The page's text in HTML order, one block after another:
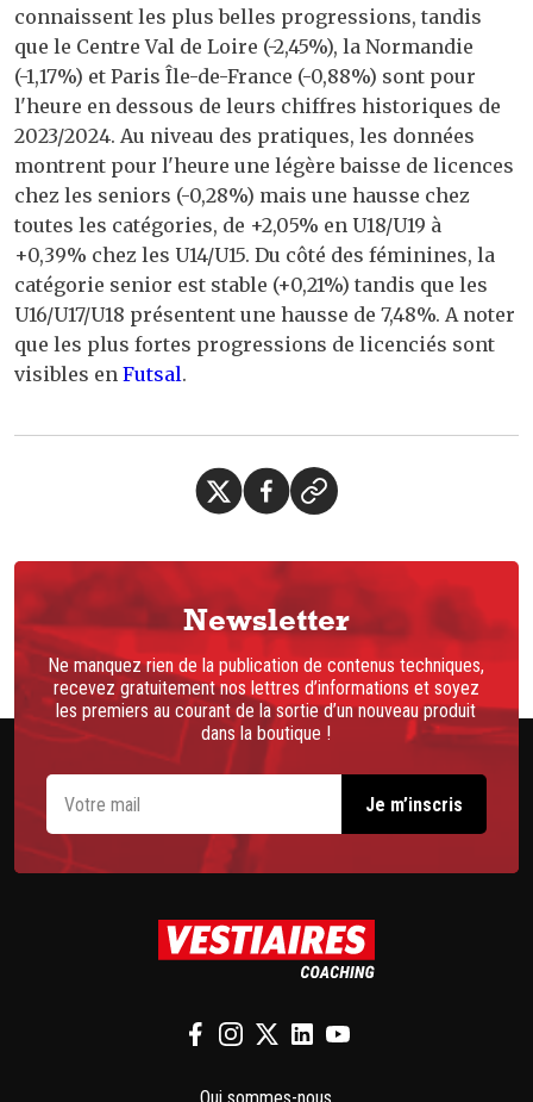
connaissent les plus belles progressions, tandis
que le Centre Val de Loire (-2,45%), la Normandie
(-1,17%) et Paris Île-de-France (-0,88%) sont pour
l'heure en dessous de leurs chiffres historiques de
2023/2024. Au niveau des pratiques, les données
montrent pour l'heure une légère baisse de licences
chez les seniors (-0,28%) mais une hausse chez
toutes les catégories, de +2,05% en U18/U19 à
+0,39% chez les U14/U15. Du côté des féminines, la
catégorie senior est stable (+0,21%) tandis que les
U16/U17/U18 présentent une hausse de 7,48%. A noter
que les plus fortes progressions de licenciés sont
visibles en Futsal.
Newsletter
Ne manquez rien de la publication de contenus techniques,
recevez gratuitement nos lettres d’informations et soyez
les premiers au courant de la sortie d’un nouveau produit
dans la boutique !